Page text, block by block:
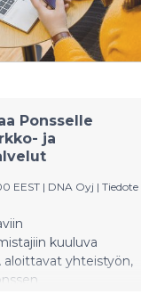
Ponsselle
ja
EEST | DNA Oyj | Tiedote
kuuluva
aloittavat yhteistyön,